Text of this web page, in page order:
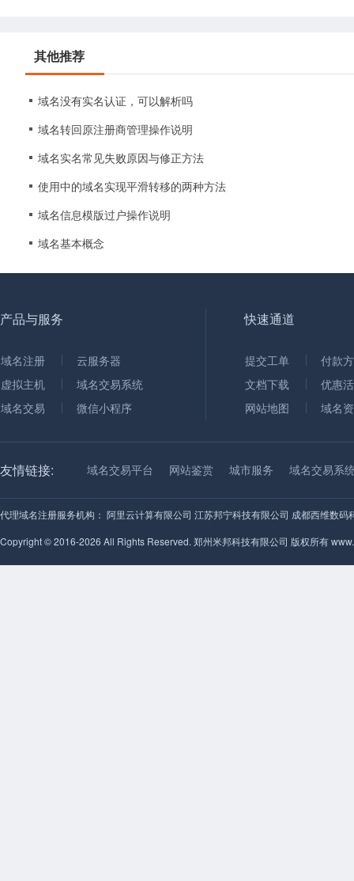
其他推荐
域名没有实名认证，可以解析吗
域名转回原注册商管理操作说明
域名实名常见失败原因与修正方法
使用中的域名实现平滑转移的两种方法
域名信息模版过户操作说明
域名基本概念
产品与服务
域名注册
云服务器
虚拟主机
域名交易系统
域名交易
微信小程序
快速通道
提交工单
付款
文档下载
优惠
网站地图
域名
友情链接: 域名交易平台 网站鉴赏 城市服务 域名交易系
代理域名注册服务机构： 阿里云计算有限公司 江苏邦宁科技有限公司 成都西维数码
Copyright © 2016-2026 All Rights Reserved. 郑州米邦科技有限公司 版权所有